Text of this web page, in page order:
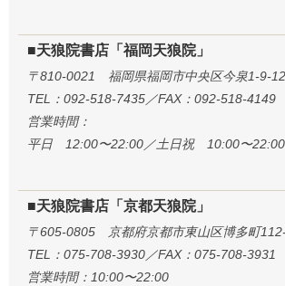
■天狼院書店「福岡天狼院」
〒810-0021 福岡県福岡市中央区今泉1-9-
TEL：092-518-7435／FAX：092-518-4149
営業時間：
平日 12:00〜22:00／土日祝 10:00〜22:00
■天狼院書店「京都天狼院」
〒605-0805 京都府京都市東山区博多町
TEL：075-708-3930／FAX：075-708-3931
営業時間：10:00〜22:00